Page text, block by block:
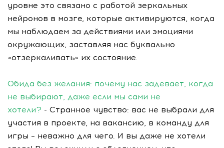
уровне это связано с работой зеркальных
нейронов в мозге, которые активируются, когда
мы наблюдаем за действиями или эмоциями
окружающих, заставляя нас буквально
«отзеркаливать» их состояние.
Обида без желания: почему нас задевает, когда
не выбирают, даже если мы сами не
хотели? - Странное чувство: вас не выбрали для
участия в проекте, на вакансию, в команду для
игры – неважно для чего. И вы даже не хотели